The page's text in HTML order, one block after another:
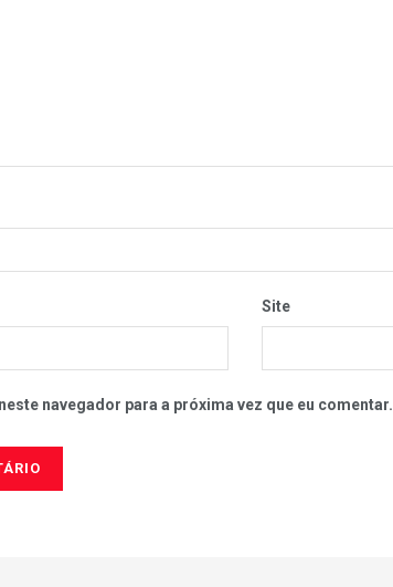
Site
navegador para a próxima vez que eu comentar.